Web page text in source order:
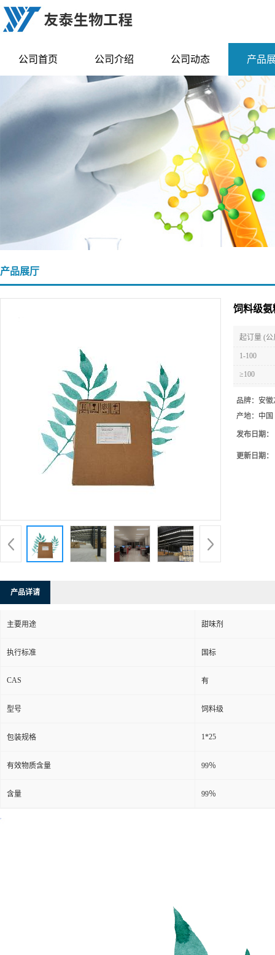
公司首页 公司介绍 公司动态 产品
产品展厅
饲料级氨
起订量 (公
1-100
≥100
品牌： 安徽
产地： 中国
发布日期：
更新日期：
产品详请
主要用途 甜味剂
执行标准 国标
CAS 有
型号 饲料级
包装规格 1*25
有效物质含量 99％
含量 99％